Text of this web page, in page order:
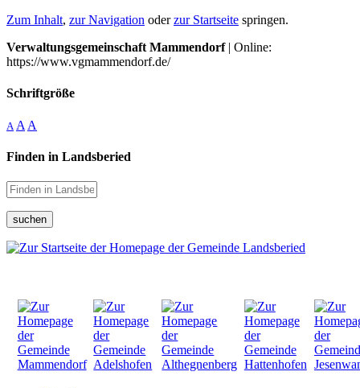
Zum Inhalt, zur Navigation oderzur Startseite springen.
Verwaltungsgemeinschaft Mammendorf| Online:
https://www.vgmammendorf.de/
Schriftgröße
A A A
Finden in Landsberied
suchen